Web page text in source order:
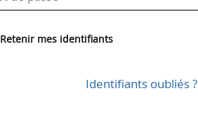
Retenir mes identifiants
Identifiants oubliés ?